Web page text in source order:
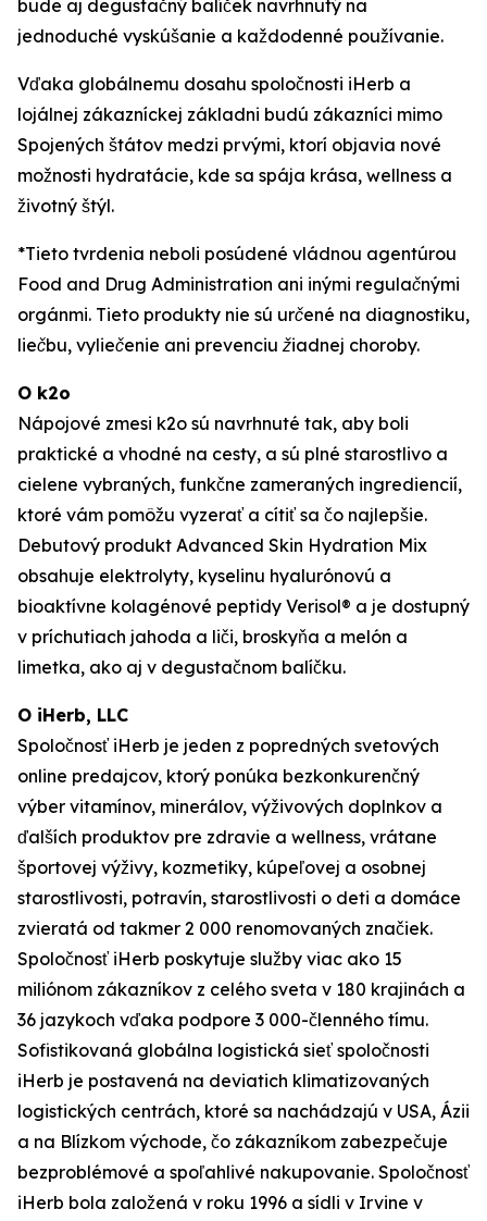
bude aj degustačný balíček navrhnutý na
jednoduché vyskúšanie a každodenné používanie.
Vďaka globálnemu dosahu spoločnosti iHerb a
lojálnej zákazníckej základni budú zákazníci mimo
Spojených štátov medzi prvými, ktorí objavia nové
možnosti hydratácie, kde sa spája krása, wellness a
životný štýl.
*Tieto tvrdenia neboli posúdené vládnou agentúrou
Food and Drug Administration ani inými regulačnými
orgánmi. Tieto produkty nie sú určené na diagnostiku,
liečbu, vyliečenie ani prevenciu žiadnej choroby.
O k2o
Nápojové zmesi k2o sú navrhnuté tak, aby boli
praktické a vhodné na cesty, a sú plné starostlivo a
cielene vybraných, funkčne zameraných ingrediencií,
ktoré vám pomôžu vyzerať a cítiť sa čo najlepšie.
Debutový produkt Advanced Skin Hydration Mix
obsahuje elektrolyty, kyselinu hyalurónovú a
bioaktívne kolagénové peptidy Verisol® a je dostupný
v príchutiach jahoda a liči, broskyňa a melón a
limetka, ako aj v degustačnom balíčku.
O iHerb, LLC
Spoločnosť iHerb je jeden z popredných svetových
online predajcov, ktorý ponúka bezkonkurenčný
výber vitamínov, minerálov, výživových doplnkov a
ďalších produktov pre zdravie a wellness, vrátane
športovej výživy, kozmetiky, kúpeľovej a osobnej
starostlivosti, potravín, starostlivosti o deti a domáce
zvieratá od takmer 2 000 renomovaných značiek.
Spoločnosť iHerb poskytuje služby viac ako 15
miliónom zákazníkov z celého sveta v 180 krajinách a
36 jazykoch vďaka podpore 3 000-členného tímu.
Sofistikovaná globálna logistická sieť spoločnosti
iHerb je postavená na deviatich klimatizovaných
logistických centrách, ktoré sa nachádzajú v USA, Ázii
a na Blízkom východe, čo zákazníkom zabezpečuje
bezproblémové a spoľahlivé nakupovanie. Spoločnosť
iHerb bola založená v roku 1996 a sídli v Irvine v